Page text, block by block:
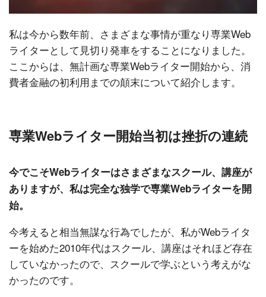
私は今から数年前、さまざまな事情が重なり専業Web
ライターとして見切り発車をすることになりました。
ここからは、無計画な専業Webライター開始から、消
費者金融の初利用までの顛末について紹介します。
専業Webライター開始当初は挫折の連続
今でこそWebライターはさまざまなスクール、講座が
ありますが、私は完全な独学で専業Webライターを開
始。
今考えると相当無謀な行為でしたが、私がWebライタ
ーを始めた2010年代はスクール、講座はそれほど存在
していなかったので、スクールで学ぶという考えがな
かったのです。